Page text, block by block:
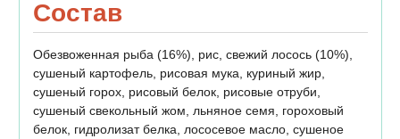
Состав
Обезвоженная рыба (16%), рис, свежий лосось (10%),
сушеный картофель, рисовая мука, куриный жир,
сушеный горох, рисовый белок, рисовые отруби,
сушеный свекольный жом, льняное семя, гороховый
белок, гидролизат белка, лососевое масло, сушеное